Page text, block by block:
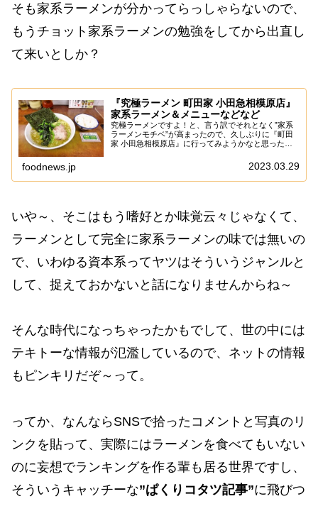
そも家系ラーメンが分かってらっしゃらないので、
もうチョット家系ラーメンの勉強をしてから出直し
て来いとしか？
『究極ラーメン 町田家 小田急相模原店』
家系ラーメン＆メニューなどなど
究極ラーメンですよ！と、言う訳でそれとなく”家系
ラーメンモチベ”が高まったので、久しぶりに『町田
家 小田急相模原店』に行ってみようかなと思ったの
来ていると！」うん。まあ、まだ言うほどには行列...
foodnews.jp 2023.03.29
いや～、そこはもう嗜好とか味覚云々じゃなくて、
ラーメンとして完全に家系ラーメンの味では無いの
で、いわゆる資本系ってヤツはそういうジャンルと
して、捉えておかないと話になりませんからね～
そんな時代になっちゃったかもでして、世の中には
テキトーな情報が氾濫しているので、ネットの情報
もピンキリだぞ～って。
ってか、なんならSNSで拾ったコメントと写真のリ
ンクを貼って、実際にはラーメンを食べてもいない
のに妄想でランキングを作る輩も居る世界ですし、
そういうキャッチーな”ぱくりコタツ記事”に飛びつ